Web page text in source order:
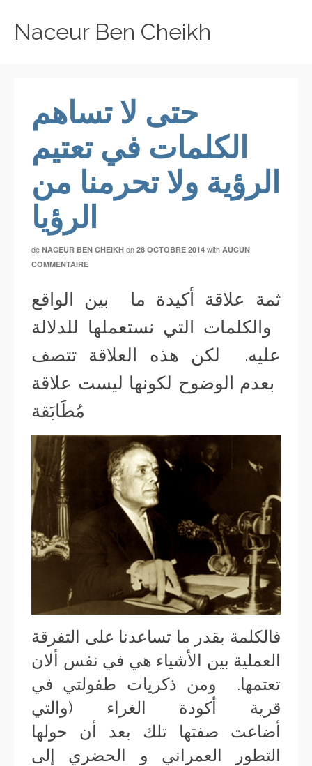
Naceur Ben Cheikh
حتى لا تساهم
الكلمات في تعتيم
الرؤية ولا تحرمنا من
الرؤيا
de NACEUR BEN CHEIKH on 28 OCTOBRE 2014 with AUCUN
COMMENTAIRE
ثمة علاقة أكيدة ما بين الواقع
والكلمات التي نستعملها للدلالة
عليه. لكن هذه العلاقة تتصف
بعدم الوضوح لكونها ليست علاقة
مُطَابَقة
فالكلمة بقدر ما تساعدنا على التفرقة
العملية بين الأشياء هي في نفس ألان
تعتمها. ومن ذكريات طفولتي في
قرية أكودة الغراء (والتي
أضاعت صفتها تلك بعد أن حولها
التطور العمراني و الحضري إلى